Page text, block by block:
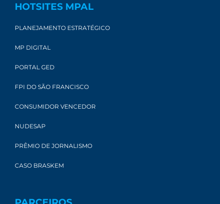
HOTSITES MPAL
PLANEJAMENTO ESTRATÉGICO
MP DIGITAL
PORTAL GED
FPI DO SÃO FRANCISCO
CONSUMIDOR VENCEDOR
NUDESAP
PRÊMIO DE JORNALISMO
CASO BRASKEM